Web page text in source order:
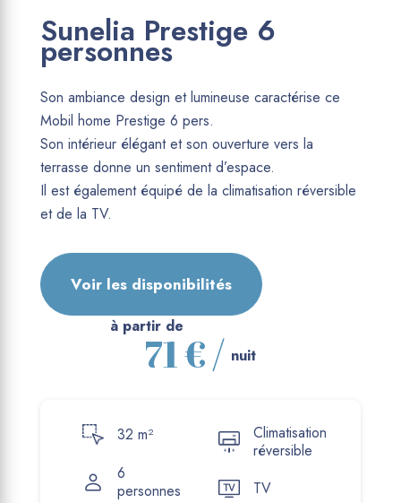
Sunelia Prestige 6
personnes
Son ambiance design et lumineuse caractérise ce
Mobil home Prestige 6 pers.
Son intérieur élégant et son ouverture vers la
terrasse donne un sentiment d’espace.
Il est également équipé de la climatisation réversible
et de la TV.
Voir les disponibilités
à partir de
71 € / nuit
32 m²
6
personnes
Climatisation
réversible
TV